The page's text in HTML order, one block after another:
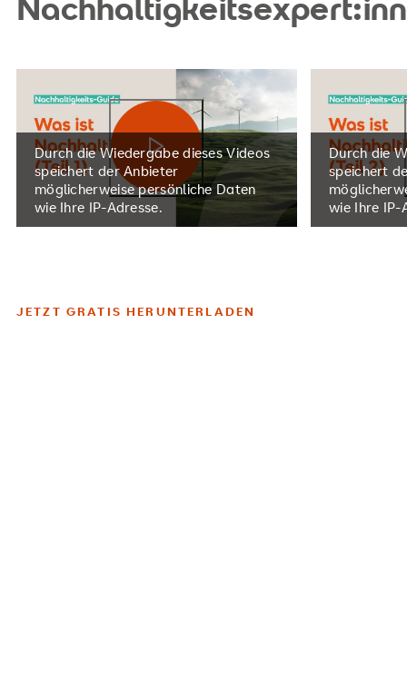
Koordination unterschiedlicher
Stakeholder. …
Video abspielen
Durch die Wiedergabe dieses Videos
speichert der Anbieter
möglicherweise persönliche Daten
wie Ihre IP-Adresse.
Durch die
speichert
wie Ihre IP-
JETZT GRATIS HERUNTERLADEN